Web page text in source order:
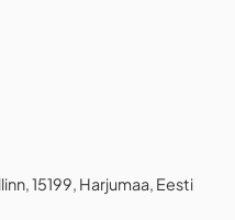
15199, Harjumaa, Eesti